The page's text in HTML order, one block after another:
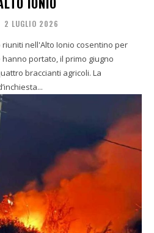
2 LUGLIO 2026
nell'Alto Ionio cosentino per
portato, il primo giugno
braccianti agricoli. La